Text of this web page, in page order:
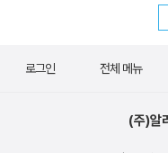
로그인 전체 메뉴
(주)알